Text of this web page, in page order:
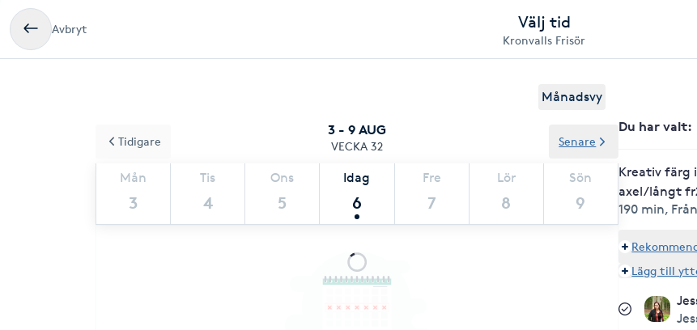
Avbryt Välj tid
Kronvalls Frisör
Månadsvy
3 - 9 AUG
VECKA 32
Mån
3
Tis
4
Ons
5
Idag
6
Fre
7
Lör
8
Sön
9
Tidigare Senare
Du har valt:
Kreativ färg
axel/långt
190 min,
Lägg till